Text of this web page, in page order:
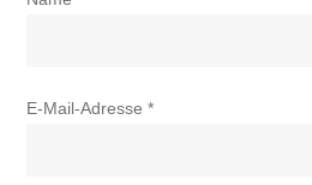
E-Mail-Adresse*